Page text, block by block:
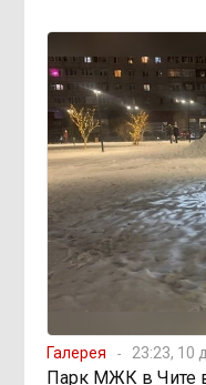
10:16, 6 августа
округе
попали под
08:38, 6 августа
улетели в Омск:
провалило
08:15, 6 августа
объяснил
Галерея 23:23, 10
Парк МЖК в Чите